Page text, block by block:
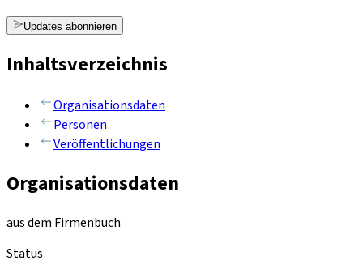
Updates abonnieren
Inhaltsverzeichnis
Organisationsdaten
Personen
Veröffentlichungen
Organisationsdaten
aus dem Firmenbuch
Status